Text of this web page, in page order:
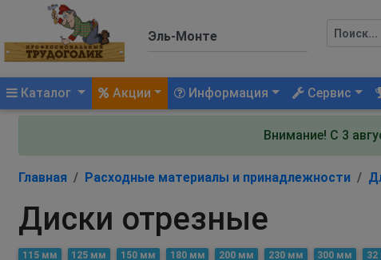
Каталог (current)Акции Информация Сервис
Внимание! С 3
Главная Расходные материалы и принадлежности
Диски отрезные
115 мм 125 мм 150 мм 180 мм 200 мм 230 мм 300 мм